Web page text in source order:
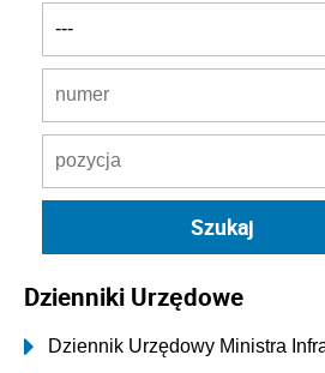
Dzienniki Urzędowe
Dziennik Urzędowy Ministra